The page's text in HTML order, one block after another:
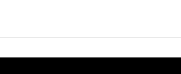
УЦСБ SOC
DLP-сервис
Вебинары